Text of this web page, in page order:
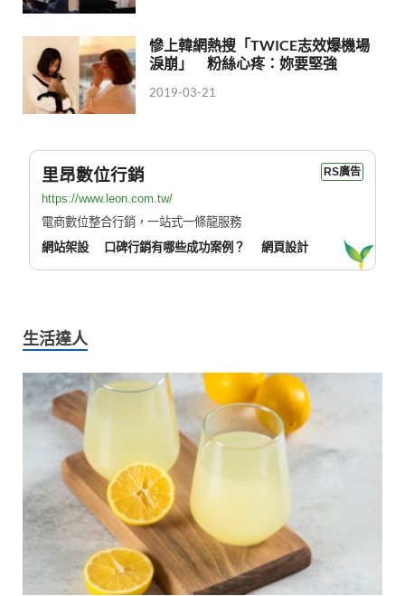
慘上韓網熱搜「TWICE志效爆機場
淚崩」 粉絲心疼：妳要堅強
2019-03-21
里昂數位行銷 RS廣告
https://www.leon.com.tw/
電商數位整合行銷，一站式一條龍服務
網站架設
口碑行銷有哪些成功案例？ 網頁設計
生活達人